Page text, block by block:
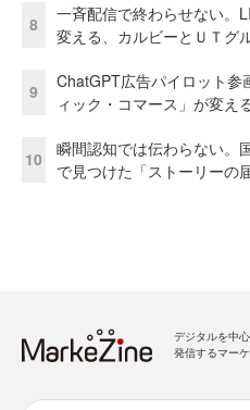
8
一斉配信で終わらせない。
変える、カルビーとＵＴグ
9
ChatGPT広告パイロット
ィック・コマース」が変え
10
瞬間認知では伝わらない。
で見つけた「ストーリーの
デジタルを中
発信するマー